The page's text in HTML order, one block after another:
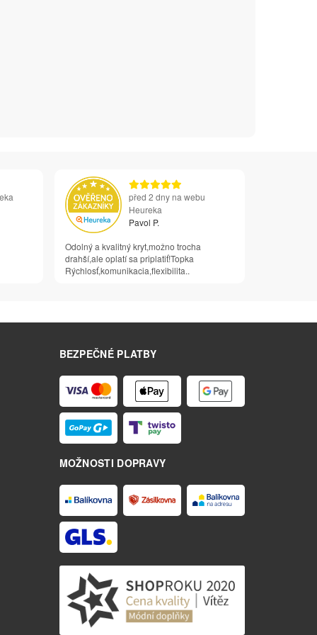
před 2 dny na webu
Heureka
Pavol P.
Odolný a kvalitný kryt,možno trocha
drahší,ale oplatí sa priplatiť!Topka
Rýchlosť,komunikacia,flexibilita..
BEZPEČNÉ PLATBY
MOŽNOSTI DOPRAVY